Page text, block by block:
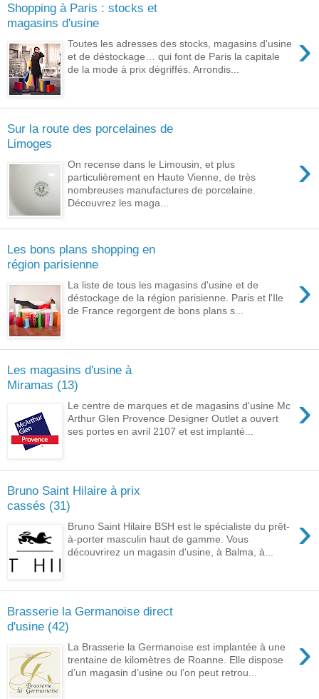
Shopping à Paris : stocks et
magasins d'usine
›
Toutes les adresses des stocks, magasins d'usine
et de déstockage… qui font de Paris la capitale
de la mode à prix dégriffés. Arrondis...
Sur la route des porcelaines de
Limoges
›
On recense dans le Limousin, et plus
particulièrement en Haute Vienne, de très
nombreuses manufactures de porcelaine.
Découvrez les maga...
Les bons plans shopping en
région parisienne
›
La liste de tous les magasins d'usine et de
déstockage de la région parisienne. Paris et l'Ile
de France regorgent de bons plans s...
Les magasins d'usine à
Miramas (13)
›
Le centre de marques et de magasins d'usine Mc
Arthur Glen Provence Designer Outlet a ouvert
ses portes en avril 2107 et est implanté...
Bruno Saint Hilaire à prix
cassés (31)
›
Bruno Saint Hilaire BSH est le spécialiste du prêt-
à-porter masculin haut de gamme. Vous
découvrirez un magasin d'usine, à Balma, à...
Brasserie la Germanoise direct
d'usine (42)
›
La Brasserie la Germanoise est implantée à une
trentaine de kilomètres de Roanne. Elle dispose
d’un magasin d’usine ou l’on peut retrou...